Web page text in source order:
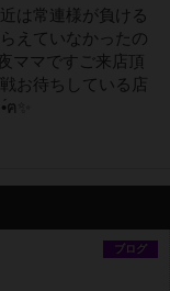
は常連様が負ける
えていなかったの
ママですご来店頂
お待ちしている店
✨
ブログ